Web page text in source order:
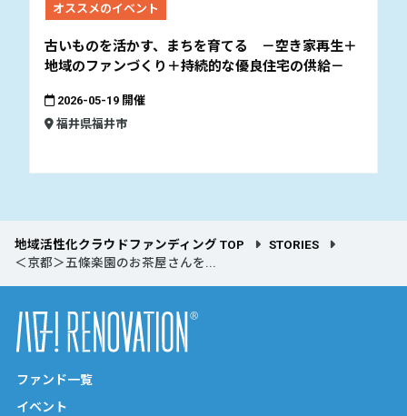
オススメのイベント
古いものを活かす、まちを育てる －空き家再生＋
地域のファンづくり＋持続的な優良住宅の供給－
2026-05-19 開催
福井県福井市
地域活性化クラウドファンディング TOP
STORIES
＜京都＞五條楽園のお茶屋さんを...
ファンド一覧
イベント